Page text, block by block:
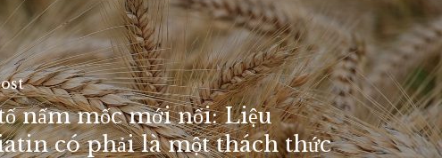
nấm mốc mới nổi: Liệu
có phải là một thách thức